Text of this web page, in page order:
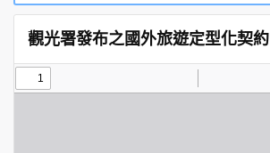
觀光署發布之國外旅遊定型化契約